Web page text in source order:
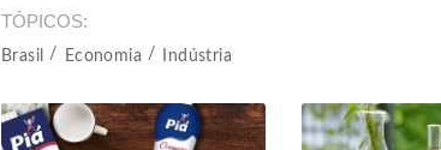
TÓPICOS
Brasil Economia Indústria